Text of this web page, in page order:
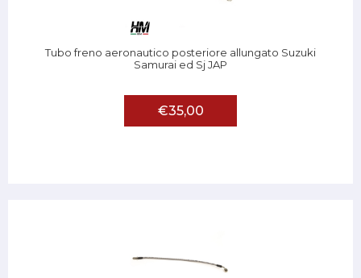
Tubo freno aeronautico posteriore allungato Suzuki
Samurai ed Sj JAP
€35,00